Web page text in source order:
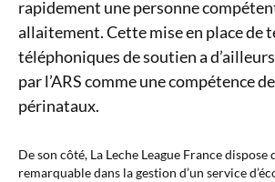
rapidement une personne
allaitement. Cette mise en place de
téléphoniques de soutien a
par l’ARS comme une compétence
périnataux.
De son côté, La Leche League France dispose
remarquable dans la gestion d’un service